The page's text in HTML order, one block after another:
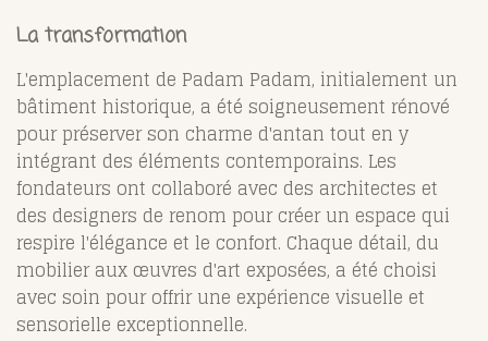
La transformation
L'emplacement de Padam Padam, initialement un
bâtiment historique, a été soigneusement rénové
pour préserver son charme d'antan tout en y
intégrant des éléments contemporains. Les
fondateurs ont collaboré avec des architectes et
des designers de renom pour créer un espace qui
respire l'élégance et le confort. Chaque détail, du
mobilier aux œuvres d'art exposées, a été choisi
avec soin pour offrir une expérience visuelle et
sensorielle exceptionnelle.